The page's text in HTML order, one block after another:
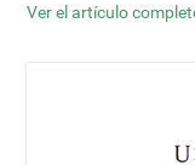
Ver el artículo